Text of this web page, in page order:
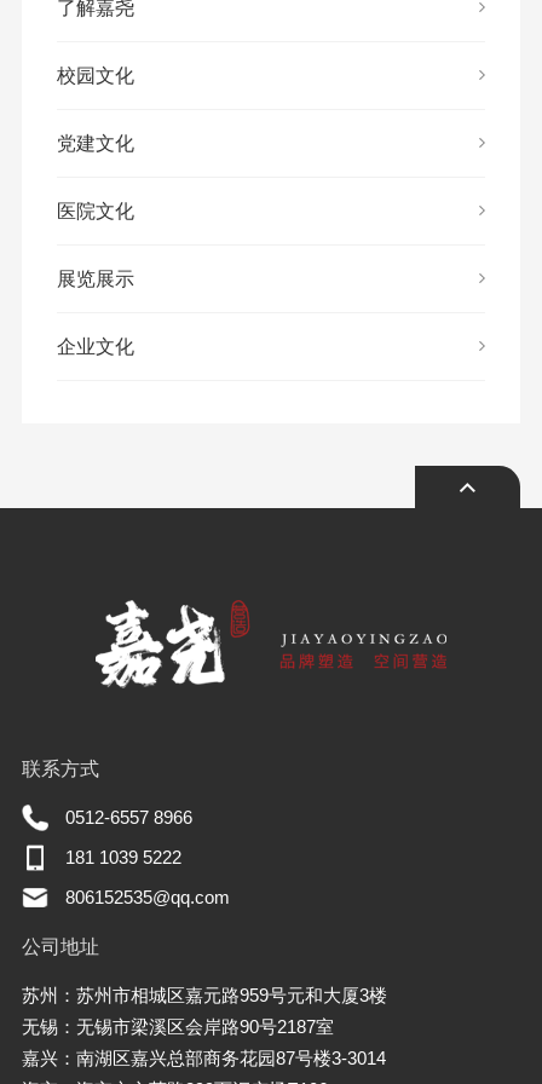
了解嘉尧
校园文化
党建文化
医院文化
展览展示
企业文化
联系方式
0512-6557 8966
181 1039 5222
806152535@qq.com
公司地址
苏州：苏州市相城区嘉元路959号元和大厦3楼
无锡：无锡市梁溪区会岸路90号2187室
嘉兴：南湖区嘉兴总部商务花园87号楼3-3014